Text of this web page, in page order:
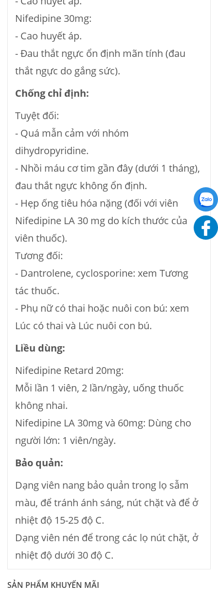
Nifedipine 30mg:
- Cao huyết áp.
- Ðau thắt ngực ổn định mãn tính (đau
thắt ngực do gắng sức).
Chống chỉ định:
Tuyệt đối:
- Quá mẫn cảm với nhóm
dihydropyridine.
- Nhồi máu cơ tim gần đây (dưới 1 tháng),
đau thắt ngực không ổn định.
- Hẹp ống tiêu hóa nặng (đối với viên
Nifedipine LA 30 mg do kích thước của
viên thuốc).
Tương đối:
- Dantrolene, cyclosporine: xem Tương
tác thuốc.
- Phụ nữ có thai hoặc nuôi con bú: xem
Lúc có thai và Lúc nuôi con bú.
Liều dùng:
Nifedipine Retard 20mg:
Mỗi lần 1 viên, 2 lần/ngày, uống thuốc
không nhai.
Nifedipine LA 30mg và 60mg: Dùng cho
người lớn: 1 viên/ngày.
Bảo quản:
Dạng viên nang bảo quản trong lọ sẫm
màu, để tránh ánh sáng, nút chặt và để ở
nhiệt độ 15-25 độ C.
Dạng viên nén để trong các lọ nút chặt, ở
nhiệt độ dưới 30 độ C.
SẢN PHẨM KHUYẾN MÃI